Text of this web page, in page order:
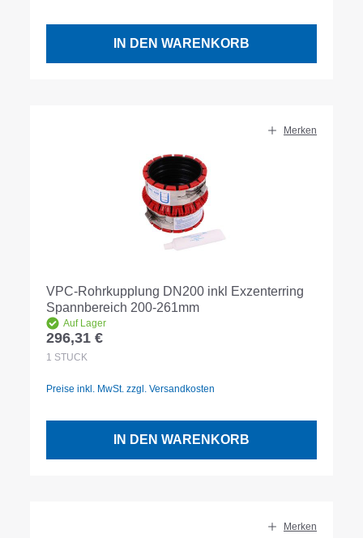
IN DEN WARENKORB
Merken
VPC-Rohrkupplung DN200 inkl Exzenterring
Spannbereich 200-261mm
Auf Lager
Regulärer Preis:
296,31 €
1 STÜCK
Preise inkl. MwSt. zzgl. Versandkosten
IN DEN WARENKORB
Merken